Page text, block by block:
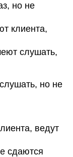
но не
клиента,
слушать,
но не
ведут
сдаются